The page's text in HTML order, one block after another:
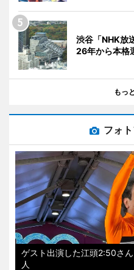
渋谷「NHK放
26年から本格
もっ
フォ
ゲスト出演した江頭2:50さ
人